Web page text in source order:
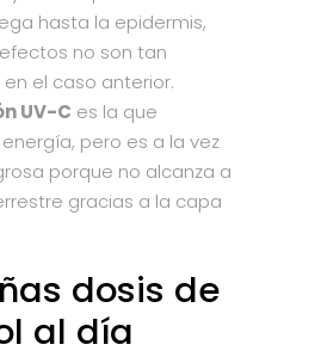
hasta la epidermis,
no son tan
el caso anterior.
UV-C es la que
pero es a la vez
porque no alcanza a
gracias a la capa
dosis de
al día